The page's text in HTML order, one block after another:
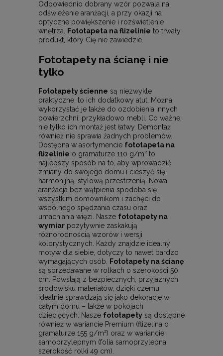
Odpowiednio dobrany wzór pozwala na
odświeżenie aranżacji, a przy okazji na
optyczne powiększenie i rozświetlenie
wnętrza.
Fototapeta na flizelinie to trwały
produkt, który Cię nie zawiedzie.
Fototapety na ścianę i nie
tylko
Fototapety ścienne są niezwykle
praktyczne, to ich dodatkowy atut. Można
wykorzystać je także do ozdobienia innych
powierzchni, przykładowo mebli. Co ważne,
nie tylko ich montaż jest łatwy. Demontaż
również nie sprawia żadnych problemów.
Dostępna w asortymencie fototapeta na
flizelinie o gramaturze 110 g/m² to
najlepszy sposób na to, aby wprowadzić
zmiany do swojego domu i cieszyć się
harmonijną, stylową przestrzenią. Nowa
aranżacja bez wątpienia spodoba się
wszystkim domownikom i zachęci do
wspólnego spędzania czasu oraz
umacniania więzi. Nasze fototapety na
wymiar pozytywnie zaskakują
różnorodnością wzorów i wersji
kolorystycznych. Każdy znajdzie idealny
motyw dla siebie, dotyczy to nawet bardzo
wymagających osób.
Fototapety na ścianę
są sprzedawane w rolkach o szerokości 50
cm. Powstają z bezpiecznych, przyjaznych
środowisku materiałów, dzięki czemu
idealnie sprawdzają się jako dekoracje w
całym domu – także w pokojach
dziecięcych. Nasze fototapety są dostępne
również w wariancie Premium (flizelina o
gramaturze 155 g/m²) oraz w wariancie
samoprzylepnym (folia samoprzylepna,
szerokość rolki 49 cm).